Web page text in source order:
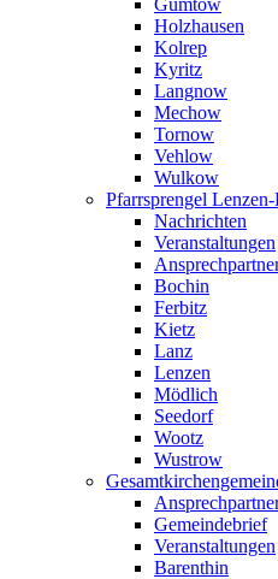
Gumtow
Holzhausen
Kolrep
Kyritz
Langnow
Mechow
Tornow
Vehlow
Wulkow
Pfarrsprengel
Nachrichten
Veranstaltungen
Bochin
Ferbitz
Kietz
Lanz
Lenzen
Mödlich
Seedorf
Wootz
Wustrow
Gemeindebrief
Veranstaltungen
Barenthin